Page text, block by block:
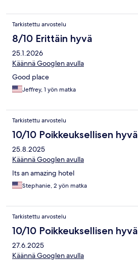
Tarkistettu arvostelu
8/10 Erittäin hyvä
25.1.2026
Käännä Googlen avulla
Good place
Jeffrey, 1 yön matka
Tarkistettu arvostelu
10/10 Poikkeuksellisen hyvä
25.8.2025
Käännä Googlen avulla
Its an amazing hotel
Stephanie, 2 yön matka
Tarkistettu arvostelu
10/10 Poikkeuksellisen hyvä
27.6.2025
Käännä Googlen avulla